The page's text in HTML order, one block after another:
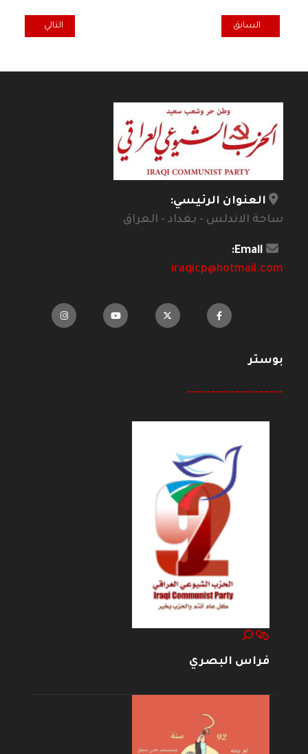
المقال السابق: حرية التعبير في تركيا تتعرض الى تهديد
السابق المقال التالي:
التالي
العنوان الرئيسي:
ساحة الاندلس - بغداد - العراق
Email:
iraqicp@hotmail.com
بوستر
--------------------
فراس البصري